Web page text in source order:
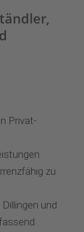
Privat-
zu
und